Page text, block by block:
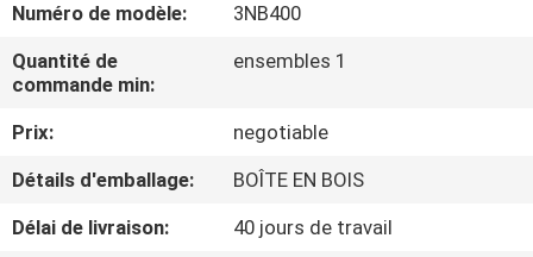
VISITE
D'USINE
CONTRÔLE
DE
QUALITÉ
Numéro de modèle:
3NB400
Quantité de
commande min:
ensembles 1
Prix:
negotiable
Détails d'emballage:
BOÎTE EN BOIS
Délai de livraison:
40 jours de travail